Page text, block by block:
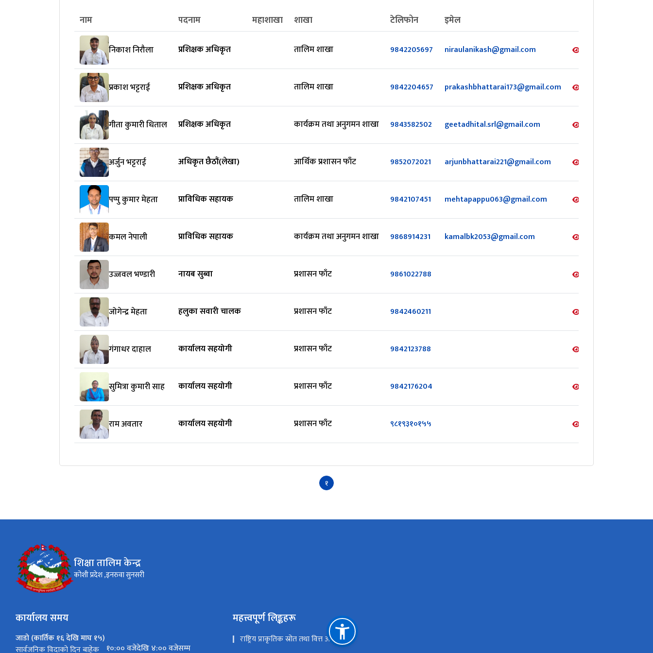
नाम पदनाम महाशाखा शाखा टेलिफोन इमेल
निकाश निरौला प्रशिक्षक अधिकृत तालिम शाखा 9842205697 niraulanikash@gmail.com
प्रकाश भट्टराई प्रशिक्षक अधिकृत तालिम शाखा 9842204657 prakashbhattarai173@gmail.com
गीता कुमारी धिताल प्रशिक्षक अधिकृत कार्यक्रम तथा अनुगमन शाखा 9843582502 geetadhital.srl@gmail.com
अर्जुन भट्टराई अधिकृत छैठौं(लेखा) आर्थिक प्रशासन फाँट 9852072021 arjunbhattarai221@gmail.com
पप्पु कुमार मेहता प्राविधिक सहायक तालिम शाखा 9842107451 mehtapappu063@gmail.com
कमल नेपाली प्राविधिक सहायक कार्यक्रम तथा अनुगमन शाखा 9868914231 kamalbk2053@gmail.com
उज्जवल भण्डारी नायब सुब्वा प्रशासन फाँट 9861022788
जोगेन्द्र मेहता हलुका सवारी चालक प्रशासन फाँट 9842460211
गंगाधर दाहाल कार्यालय सहयोगी प्रशासन फाँट 9842123788
सुमित्रा कुमारी साह कार्यालय सहयोगी प्रशासन फाँट 9842176204
राम अवतार कार्यालय सहयोगी प्रशासन फाँट ९८१९३१०१५५
१
शिक्षा तालिम केन्द्र
कोशी प्रदेश ,इनरुवा सुनसरी
कार्यालय समय
जाडो (कार्तिक १६ देखि माघ १५)
सार्वजनिक विदाको दिन बाहेक १०:०० वजेदेखि ४:०० वजेसम्म
महत्त्वपूर्ण लिङ्कहरू
राष्ट्रिय प्राकृतिक स्रोत तथा वित्त आयोग